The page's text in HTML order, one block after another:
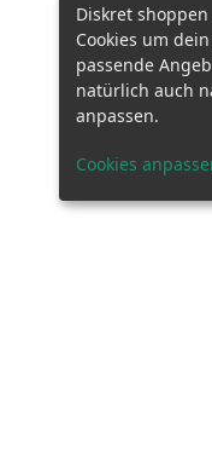
Diskret
Cookies um
passende
natürlich auch
anpassen.
Cookies